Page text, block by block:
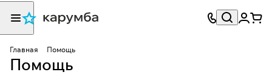
Главная Помощь
Помощь